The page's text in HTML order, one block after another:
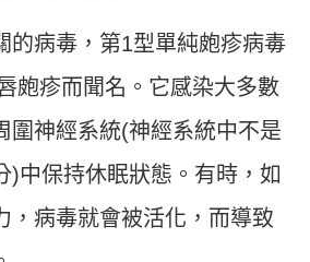
的病毒，第1型單純皰疹病毒
皰疹而聞名。它感染大多數
圍神經系統(神經系統中不是
)中保持休眠狀態。有時，如
，病毒就會被活化，而導致